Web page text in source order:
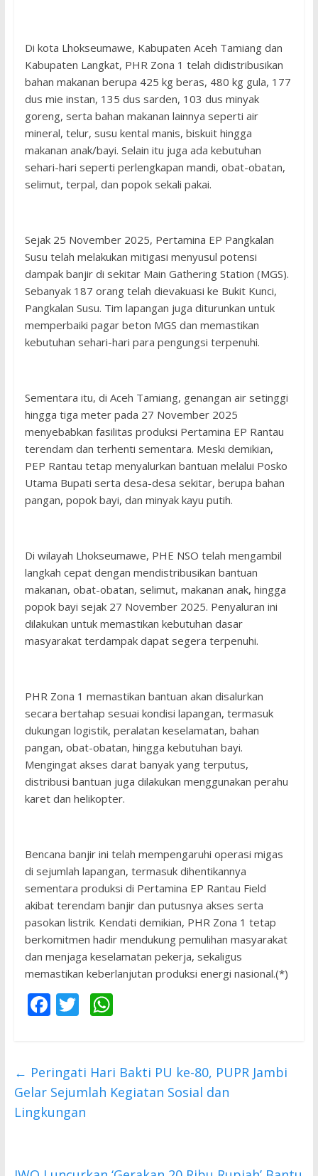
Di kota Lhokseumawe, Kabupaten Aceh Tamiang dan
Kabupaten Langkat, PHR Zona 1 telah didistribusikan
bahan makanan berupa 425 kg beras, 480 kg gula, 177
dus mie instan, 135 dus sarden, 103 dus minyak
goreng, serta bahan makanan lainnya seperti air
mineral, telur, susu kental manis, biskuit hingga
makanan anak/bayi. Selain itu juga ada kebutuhan
sehari-hari seperti perlengkapan mandi, obat-obatan,
selimut, terpal, dan popok sekali pakai.
Sejak 25 November 2025, Pertamina EP Pangkalan
Susu telah melakukan mitigasi menyusul potensi
dampak banjir di sekitar Main Gathering Station (MGS).
Sebanyak 187 orang telah dievakuasi ke Bukit Kunci,
Pangkalan Susu. Tim lapangan juga diturunkan untuk
memperbaiki pagar beton MGS dan memastikan
kebutuhan sehari-hari para pengungsi terpenuhi.
Sementara itu, di Aceh Tamiang, genangan air setinggi
hingga tiga meter pada 27 November 2025
menyebabkan fasilitas produksi Pertamina EP Rantau
terendam dan terhenti sementara. Meski demikian,
PEP Rantau tetap menyalurkan bantuan melalui Posko
Utama Bupati serta desa-desa sekitar, berupa bahan
pangan, popok bayi, dan minyak kayu putih.
Di wilayah Lhokseumawe, PHE NSO telah mengambil
langkah cepat dengan mendistribusikan bantuan
makanan, obat-obatan, selimut, makanan anak, hingga
popok bayi sejak 27 November 2025. Penyaluran ini
dilakukan untuk memastikan kebutuhan dasar
masyarakat terdampak dapat segera terpenuhi.
PHR Zona 1 memastikan bantuan akan disalurkan
secara bertahap sesuai kondisi lapangan, termasuk
dukungan logistik, peralatan keselamatan, bahan
pangan, obat-obatan, hingga kebutuhan bayi.
Mengingat akses darat banyak yang terputus,
distribusi bantuan juga dilakukan menggunakan perahu
karet dan helikopter.
Bencana banjir ini telah mempengaruhi operasi migas
di sejumlah lapangan, termasuk dihentikannya
sementara produksi di Pertamina EP Rantau Field
akibat terendam banjir dan putusnya akses serta
pasokan listrik. Kendati demikian, PHR Zona 1 tetap
berkomitmen hadir mendukung pemulihan masyarakat
dan menjaga keselamatan pekerja, sekaligus
memastikan keberlanjutan produksi energi nasional.(*)
F
b
o
o
T
er
W
s
A
← Peringati Hari Bakti PU ke-80, PUPR Jambi
Gelar Sejumlah Kegiatan Sosial dan
Lingkungan